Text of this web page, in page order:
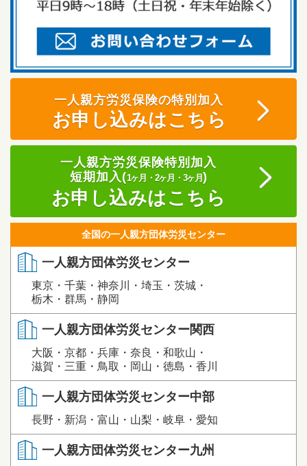
一人親方労災保険の特別加入
お申し込みはこちら
一人親方労災保険特別加入
短期加入(1ヶ月・2ヶ月・3ヶ月)
お申し込みはこちら
全国の一人親方団体労災センター
一人親方団体労災センター
東京・千葉・神奈川・埼玉・茨城・
栃木・群馬・静岡
一人親方団体労災センター関西
大阪・京都・兵庫・奈良・和歌山・
滋賀・三重・鳥取・岡山・徳島・香川
一人親方団体労災センター中部
長野・新潟・富山・山梨・岐阜・愛知
一人親方団体労災センター九州